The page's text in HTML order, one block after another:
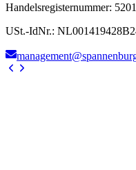
Handelsregisternummer:
USt.-IdNr.: